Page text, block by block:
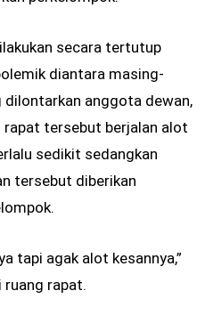
secara tertutup
diantara masing-
dilontarkan anggota dewan,
rapat tersebut berjalan alot
sedikit sedangkan
tersebut diberikan
tapi agak alot kesannya,”
ruang rapat.